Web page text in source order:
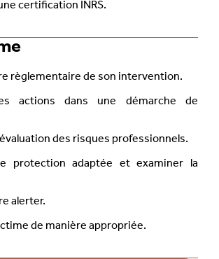
certification INRS.
règlementaire de son intervention.
actions dans une démarche de
des risques professionnels.
protection adaptée et examiner la
alerter.
de manière appropriée.